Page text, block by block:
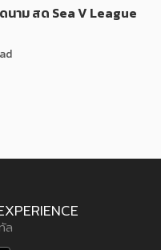
นาม สด Sea V League
ล